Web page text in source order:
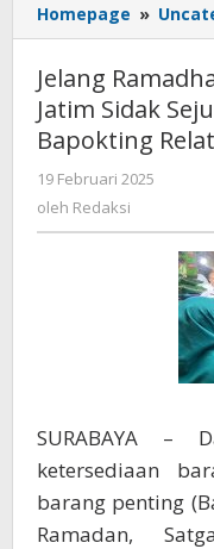
Homepage »
Jelang
Jatim Sidak
Bapokting
19 Februari 2025
oleh Redaksi
SURABAYA –
ketersediaan
barang penting
Ramadan,